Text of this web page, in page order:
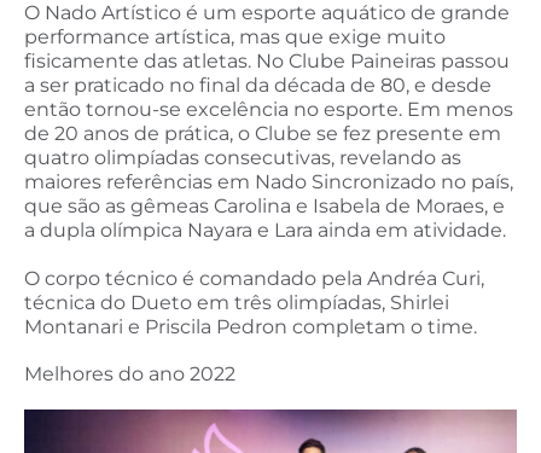
O Nado Artístico é um esporte aquático de grande
performance artística, mas que exige muito
fisicamente das atletas. No Clube Paineiras passou
a ser praticado no final da década de 80, e desde
então tornou-se excelência no esporte. Em menos
de 20 anos de prática, o Clube se fez presente em
quatro olimpíadas consecutivas, revelando as
maiores referências em Nado Sincronizado no país,
que são as gêmeas Carolina e Isabela de Moraes, e
a dupla olímpica Nayara e Lara ainda em atividade.
O corpo técnico é comandado pela Andréa Curi,
técnica do Dueto em três olimpíadas, Shirlei
Montanari e Priscila Pedron completam o time.
Melhores do ano 2022